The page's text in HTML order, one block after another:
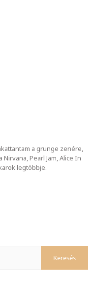
a grunge zenére,
Pearl Jam, Alice In
legtöbbje.